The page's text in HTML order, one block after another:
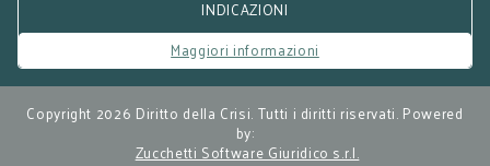
INDICAZIONI
Maggiori informazioni
Copyright 2026 Diritto della Crisi. Tutti i diritti riservati. Powered
by:
Zucchetti Software Giuridico s.r.l.